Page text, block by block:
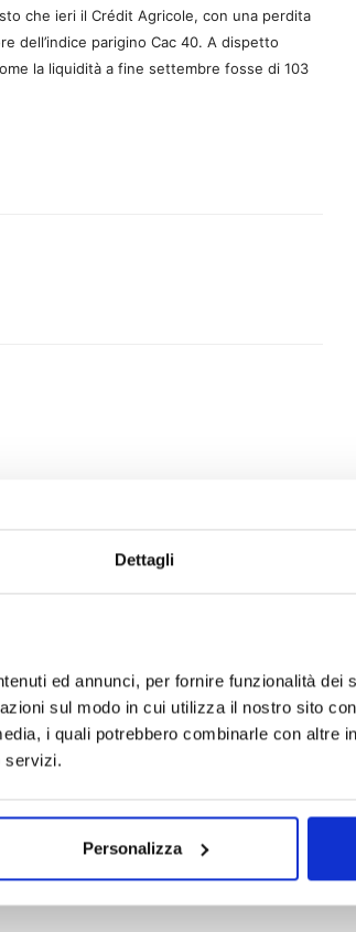
Dettagli
ed annunci, per fornire funzionalità dei
sul modo in cui utilizza il nostro sito
i quali potrebbero combinarle con altre
servizi.
Personalizza
che ieri il Crédit Agricole, con una perdita
dell’indice parigino Cac 40. A dispetto
la liquidità a fine settembre fosse di 103